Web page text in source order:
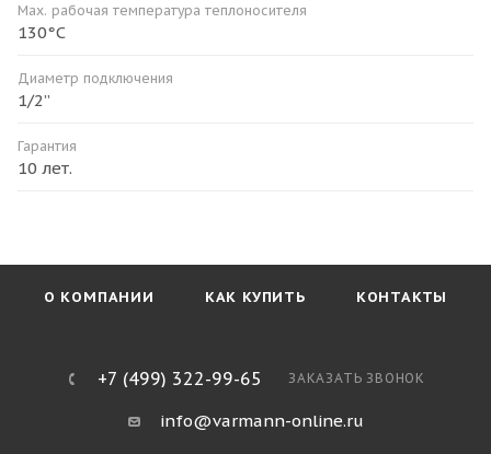
Мax. рабочая температура теплоносителя
130°С
Диаметр подключения
1/2”
Гарантия
10 лет.
О КОМПАНИИ КАК КУПИТЬ КОНТАКТЫ
+7 (499) 322-99-65 ЗАКАЗАТЬ ЗВОНОК
info@varmann-online.ru